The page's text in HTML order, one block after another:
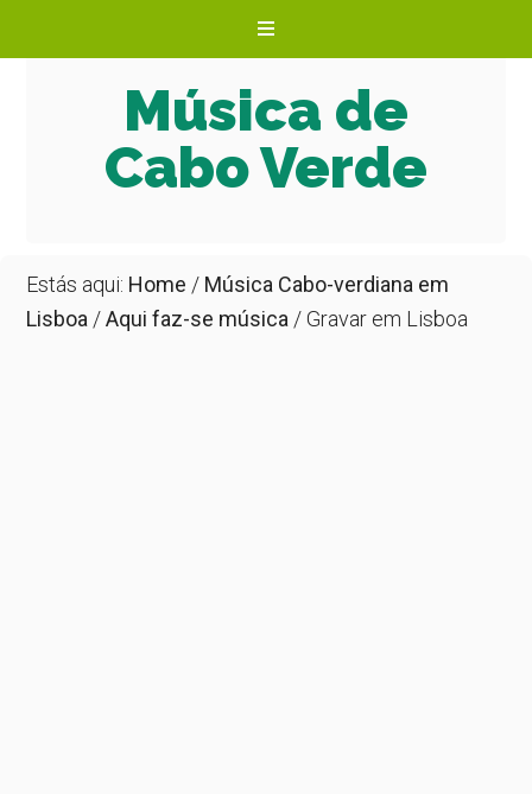
Música de
Cabo Verde
Estás aqui: Home / Música Cabo-verdiana em
Lisboa / Aqui faz-se música /Gravar em Lisboa